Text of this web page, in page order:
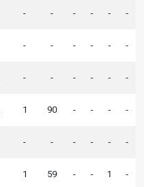
- - - - - -
- - - - - -
- - - - - -
1 90 - - - -
- - - - - -
1 59 - - 1 -